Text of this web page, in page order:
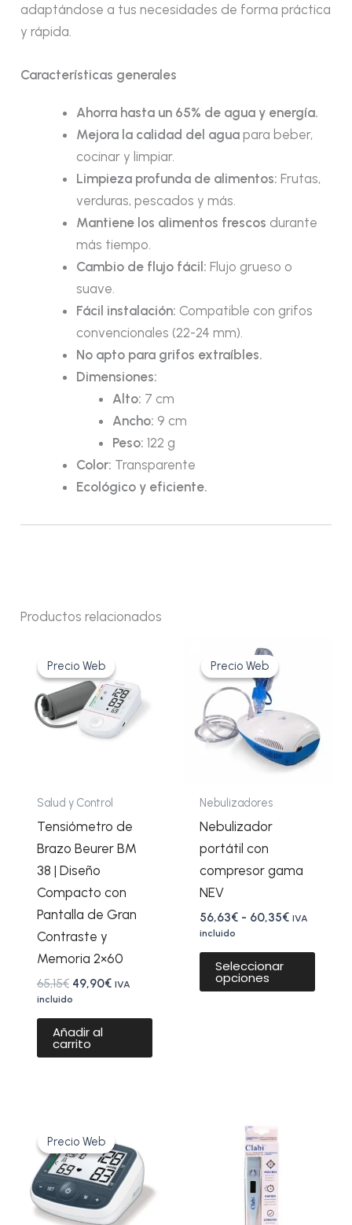
adaptándose a tus necesidades de forma práctica
y rápida.
Características generales
Ahorra hasta un 65% de agua y energía.
Mejora la calidad del agua para beber,
cocinar y limpiar.
Limpieza profunda de alimentos: Frutas,
verduras, pescados y más.
Mantiene los alimentos frescos durante
más tiempo.
Cambio de flujo fácil: Flujo grueso o
suave.
Fácil instalación: Compatible con grifos
convencionales (22-24 mm).
No apto para grifos extraíbles.
Dimensiones:
Alto: 7 cm
Ancho: 9 cm
Peso: 122 g
Color: Transparente
Ecológico y eficiente.
Productos relacionados
Precio Web
Precio Web
Salud y Control
Tensiómetro de
Brazo Beurer BM
38 | Diseño
Compacto con
Pantalla de Gran
Contraste y
Memoria 2×60
65,15€
precio
original
era:
65,15€.
49,90€
actual
es:
49,90€.
IVA
incluido
Añadir al
carrito
Precio Web
Precio Web
Nebulizadores
Nebulizador
portátil con
compresor gama
NEV
56,63€ - 60,35€
hasta
60,35€
IVA
incluido
Seleccionar
opciones
Las
Precio Web
Precio Web
precio
original
era:
64,15€.
actual
es:
49,90€.